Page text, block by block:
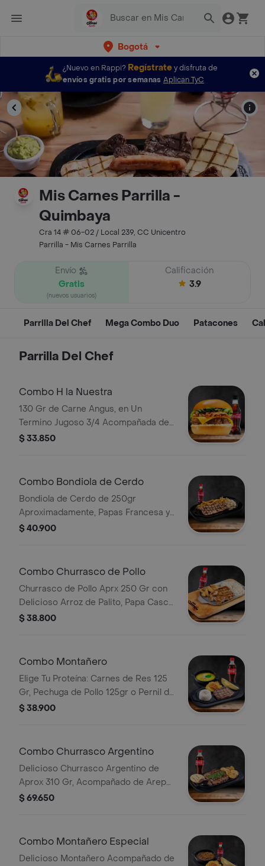
Bogotá
¿Nuevo en Rappi? Regístratey disfruta de
envíos gratis por semanas Aplican TyC
Mis Carnes Parrilla -
Quimbaya
Cra 14 # 06-02 / Local 239, CC Unicentro
Parrilla - Mis Carnes Parrilla
Envío
Gratis
(nuevos usuarios)
Calificación
3.9
Parrilla Del Chef Mega Combo Duo Patacones
Parrilla Del Chef
Combo H la Nuestra
130 Gr de Carne Angus, en Un
Termino Jugoso 3/4 Acompañada de
Queso Cheddar, Lechuga y Tocineta
$ 33.850
Combo Bondiola de Cerdo
Bondiola de Cerdo de 250gr
Aproximadamente, Papas Francesa y
Porción de Arroz con Fideos y Bebida
$ 40.900
Combo Churrasco de Pollo
Churrasco de Pollo Aprx 250 Gr con
Delicioso Arroz de Palito, Papa Casco
y Bebida.
$ 38.800
Combo Montañero
Elige Tu Proteína: Carnes de Res 125
Gr, Pechuga de Pollo 125gr o Pernil de
Cerdo 125gr Acompañada de Patacón
$ 38.900
Combo Churrasco Argentino
Delicioso Churrasco Argentino de
Aprox 310 Gr, Acompañado de Arepa,
Papa Casco Crujiente, Un Toque de
$ 69.650
Combo Montañero Especial
Delicioso Montañero Acompañado de